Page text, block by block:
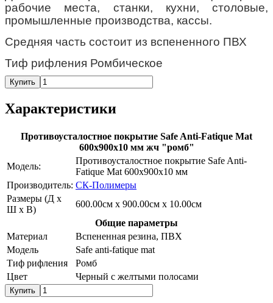
рабочие места, станки, кухни, столовые,
промышленные производства, кассы.
Средняя часть состоит из вспененного ПВХ
Тиф рифления Ромбическое
Купить
Характеристики
Противоусталостное покрытие Safe Anti-Fatique Mat
600х900х10 мм жч "ромб"
Модель:
Противоусталостное покрытие Safe Anti-
Fatique Mat 600х900х10 мм
Производитель: СК-Полимеры
Размеры (Д х
Ш х В)
600.00см x 900.00см x 10.00см
Общие параметры
Материал
Вспененная резина, ПВХ
Модель
Safe anti-fatique mat
Тиф рифления
Ромб
Цвет
Черный с желтыми полосами
Купить